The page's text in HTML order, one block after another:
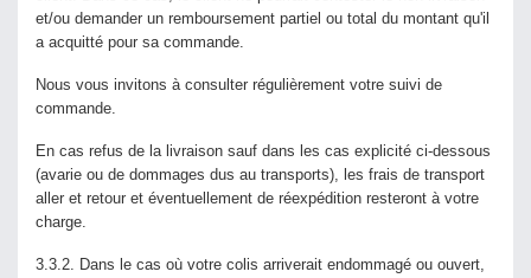
et/ou demander un remboursement partiel ou total du montant qu'il
a acquitté pour sa commande.
Nous vous invitons à consulter régulièrement votre suivi de
commande.
En cas refus de la livraison sauf dans les cas explicité ci-dessous
(avarie ou de dommages dus au transports), les frais de transport
aller et retour et éventuellement de réexpédition resteront à votre
charge.
3.3.2. Dans le cas où votre colis arriverait endommagé ou ouvert,